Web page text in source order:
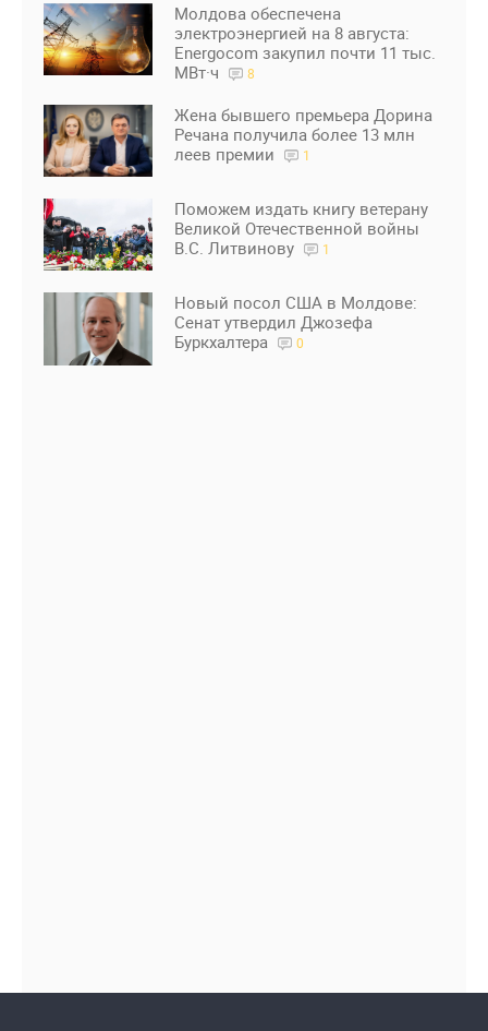
Молдова обеспечена
электроэнергией на 8 августа:
Energocom закупил почти 11 тыс.
МВт·ч
8
Жена бывшего премьера Дорина
Речана получила более 13 млн
леев премии
1
Поможем издать книгу ветерану
Великой Отечественной войны
В.С. Литвинову
1
Новый посол США в Молдове:
Сенат утвердил Джозефа
Буркхалтера
0